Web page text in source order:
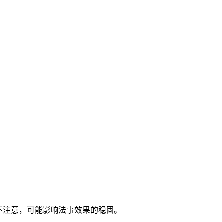
意，可能影响法事效果的稳固。